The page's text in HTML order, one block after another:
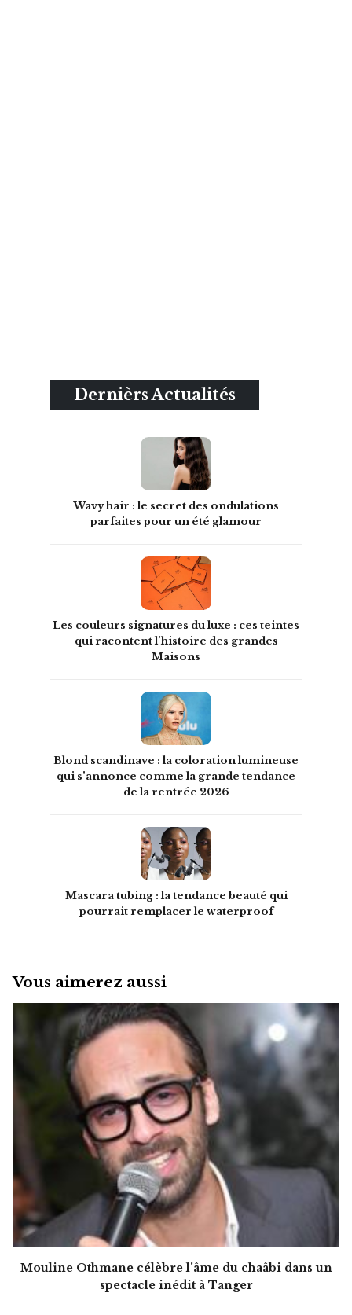
Dernièrs Actualités
Wavy hair : le secret des ondulations
parfaites pour un été glamour
Les couleurs signatures du luxe : ces teintes
qui racontent l’histoire des grandes
Maisons
Blond scandinave : la coloration lumineuse
qui s'annonce comme la grande tendance
de la rentrée 2026
Mascara tubing : la tendance beauté qui
pourrait remplacer le waterproof
Vous aimerez aussi
Mouline Othmane célèbre l'âme du chaâbi dans un
spectacle inédit à Tanger